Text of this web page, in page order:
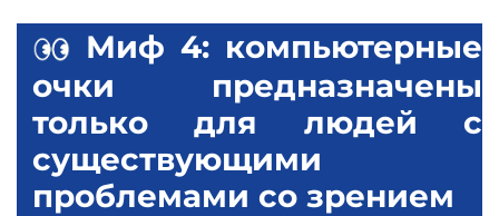
Миф 4: компьютерные
очки предназначены
только для людей с
существующими
проблемами со зрением